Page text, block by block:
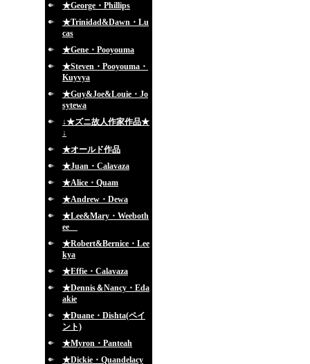
★George・Phillips
★Trinidad&Dawn・Lu
cas
★Gene・Pooyouma
★Steven・Pooyouma・
Kuyvya
★Guy&Joe&Louie・Jo
sytewa
↓★ズニ故人作家作品★
↓
★オールド作品
★Juan・Calavaza
★Alice・Quam
★Andrew・Dewa
★Lee&Mary・Weeboth
ee
★Robert&Bernice・Lee
kya
★Effie・Calavaza
★Dennis＆Nancy・Eda
akie
★Duane・Dishta(ペイ
ント)
★Myron・Panteah
★Dickie・Quandelacy